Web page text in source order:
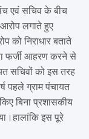
एवं सचिव के बीच
लगाते हुए
निराधार बताते
फर्जी आहरण करने से
सचिवों को इस तरह
पहले ग्राम पंचायत
बिना प्रशासकीय
इस पूरे